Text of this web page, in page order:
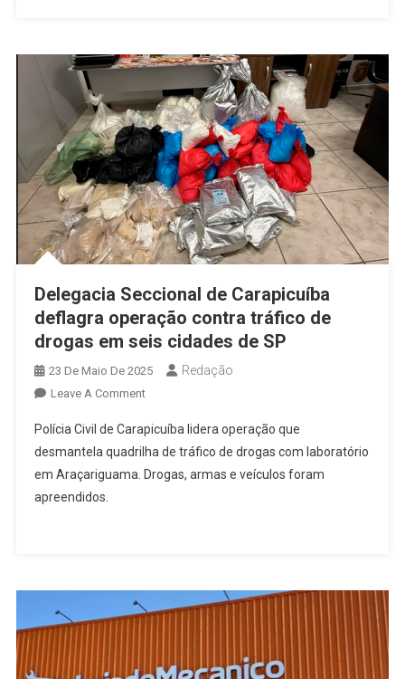
Delegacia Seccional de Carapicuíba
deflagra operação contra tráfico de
drogas em seis cidades de SP
23 De Maio De 2025 Redação
Leave A CommentOn
Seccional
De
Carapicuíba
Em
Cidades
Polícia Civil de Carapicuíba lidera operação que
desmantela quadrilha de tráfico de drogas com laboratório
em Araçariguama. Drogas, armas e veículos foram
apreendidos.